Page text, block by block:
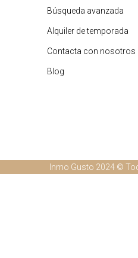
Búsqueda avanzada
Alquiler de temporada
Contacta con nosotros
Blog
Inmo Gusto 2024 ©